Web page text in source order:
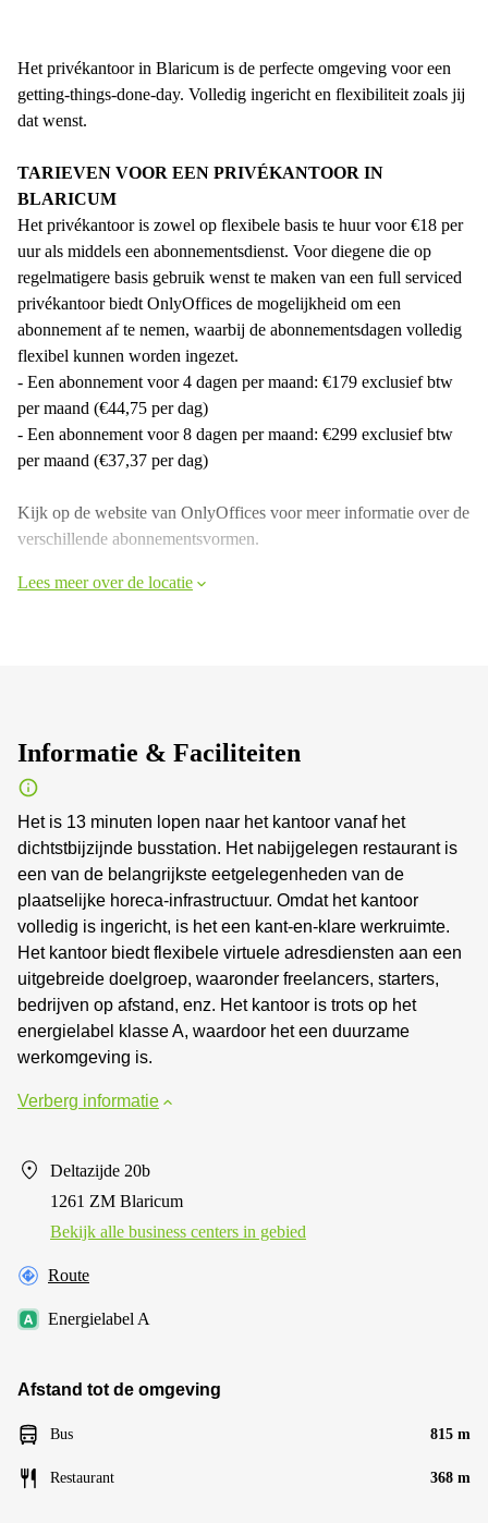
Het privékantoor in Blaricum is de perfecte omgeving voor een
getting-things-done-day. Volledig ingericht en flexibiliteit zoals jij
dat wenst.
TARIEVEN VOOR EEN PRIVÉKANTOOR IN
BLARICUM
Het privékantoor is zowel op flexibele basis te huur voor €18 per
uur als middels een abonnementsdienst. Voor diegene die op
regelmatigere basis gebruik wenst te maken van een full serviced
privékantoor biedt OnlyOffices de mogelijkheid om een
abonnement af te nemen, waarbij de abonnementsdagen volledig
flexibel kunnen worden ingezet.
- Een abonnement voor 4 dagen per maand: €179 exclusief btw
per maand (€44,75 per dag)
- Een abonnement voor 8 dagen per maand: €299 exclusief btw
per maand (€37,37 per dag)
Kijk op de website van OnlyOffices voor meer informatie over de
verschillende abonnementsvormen.
Lees meer over de locatie
Informatie & Faciliteiten
Het is 13 minuten lopen naar het kantoor vanaf het
dichtstbijzijnde busstation. Het nabijgelegen restaurant is
een van de belangrijkste eetgelegenheden van de
plaatselijke horeca-infrastructuur. Omdat het kantoor
volledig is ingericht, is het een kant-en-klare werkruimte.
Het kantoor biedt flexibele virtuele adresdiensten aan een
uitgebreide doelgroep, waaronder freelancers, starters,
bedrijven op afstand, enz. Het kantoor is trots op het
energielabel klasse A, waardoor het een duurzame
werkomgeving is.
Verberg informatie
Deltazijde 20b
1261 ZM Blaricum
Bekijk alle business centers in gebied
Route
Energielabel A
Afstand tot de omgeving
Bus 815 m
Restaurant 368 m